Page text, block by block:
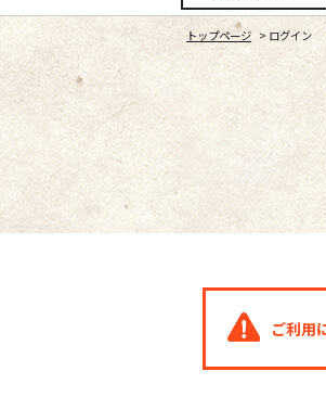
トップページ > ログイン
ご利用